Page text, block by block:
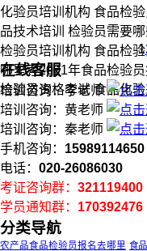
化验员培训机构 食品检
品技术培训 检验员需要
检验员培训机构 食品检
哪里考2021年食品检验
检验员资格考试 食品化验
1
在线客服
培训咨询：李老师
培训咨询：黄老师
培训咨询：秦老师
手机咨询： 15989114650
电话： 020-26086030
考证咨询群： 321119400
学员通知群： 170392476
分类导航
农产品食品检验员报名去哪里 食